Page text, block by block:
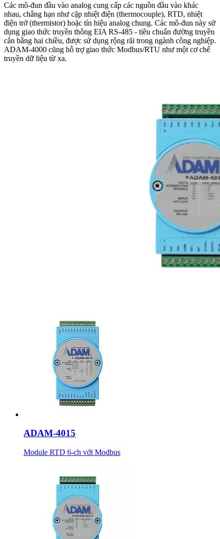
Các mô-đun đầu vào analog cung cấp các nguồn đầu vào khác
nhau, chẳng hạn như cặp nhiệt điện (thermocouple), RTD, nhiệt
điện trở (thermistor) hoặc tín hiệu analog chung. Các mô-đun này sử
dụng giao thức truyền thông EIA RS-485 - tiêu chuẩn đường truyền
cân bằng hai chiều, được sử dụng rộng rãi trong ngành công nghiệp.
ADAM-4000 cũng hỗ trợ giao thức Modbus/RTU như một cơ chế
truyền dữ liệu từ xa.
ADAM-4015
Module RTD 6-ch với Modbus